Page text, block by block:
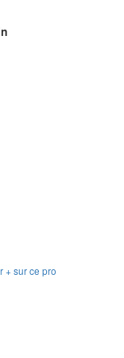
+ sur ce pro